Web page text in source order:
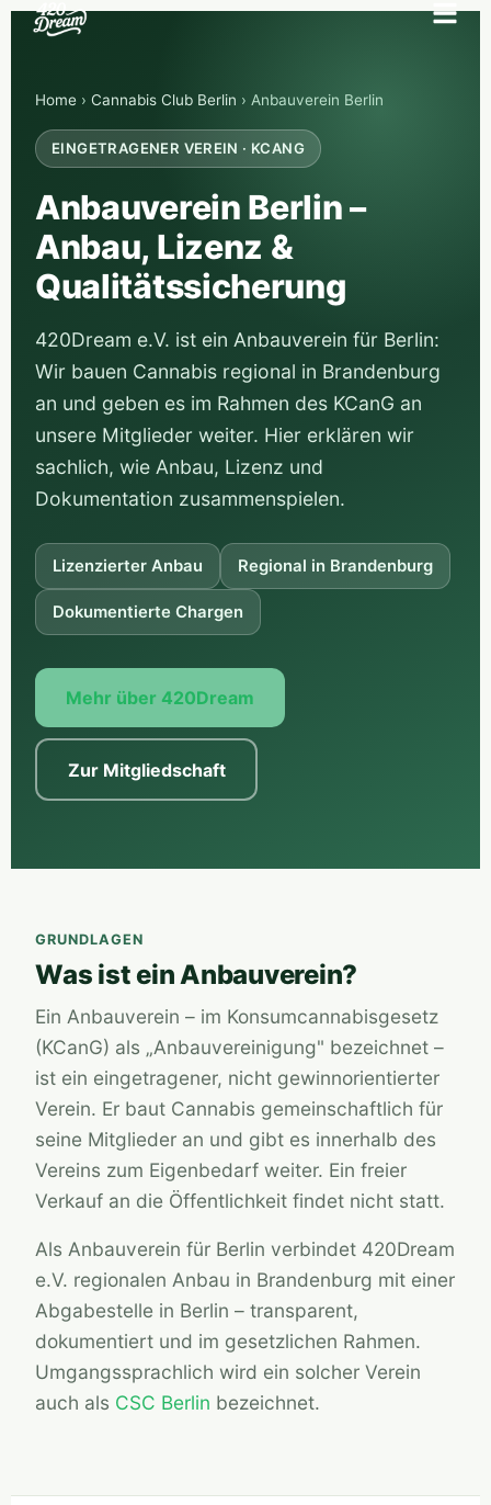
Home › Cannabis Club Berlin › Anbauverein Berlin
EINGETRAGENER VEREIN · KCANG
Anbauverein Berlin –
Anbau, Lizenz &
Qualitätssicherung
420Dream e.V. ist ein Anbauverein für Berlin:
Wir bauen Cannabis regional in Brandenburg
an und geben es im Rahmen des KCanG an
unsere Mitglieder weiter. Hier erklären wir
sachlich, wie Anbau, Lizenz und
Dokumentation zusammenspielen.
Lizenzierter Anbau Regional in Brandenburg
Dokumentierte Chargen
Mehr über 420Dream
Zur Mitgliedschaft
GRUNDLAGEN
Was ist ein Anbauverein?
Ein Anbauverein – im Konsumcannabisgesetz
(KCanG) als „Anbauvereinigung" bezeichnet –
ist ein eingetragener, nicht gewinnorientierter
Verein. Er baut Cannabis gemeinschaftlich für
seine Mitglieder an und gibt es innerhalb des
Vereins zum Eigenbedarf weiter. Ein freier
Verkauf an die Öffentlichkeit findet nicht statt.
Als Anbauverein für Berlin verbindet 420Dream
e.V. regionalen Anbau in Brandenburg mit einer
Abgabestelle in Berlin – transparent,
dokumentiert und im gesetzlichen Rahmen.
Umgangssprachlich wird ein solcher Verein
auch als CSC Berlin bezeichnet.